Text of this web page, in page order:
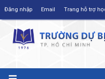
Đăng nhập Email Trang hỗ trợ